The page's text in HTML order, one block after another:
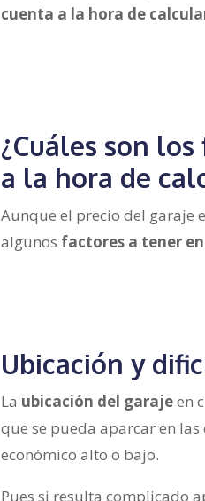
cuenta a la hora de
¿Cuáles son
a la hora de
Aunque el precio del garaje
algunos factores a tener
Ubicación y
La ubicación del garajeen
que se pueda aparcar en
económico alto o bajo.
Pues si resulta complicado